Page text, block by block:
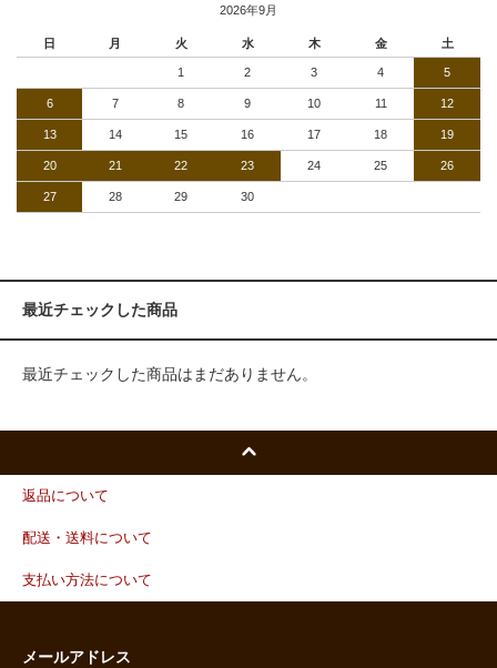
2026年9月
日 月 火 水 木 金 土
1 2 3 4 5
6 7 8 9 10 11 12
13 14 15 16 17 18 19
20 21 22 23 24 25 26
27 28 29 30
最近チェックした商品
最近チェックした商品はまだありません。
返品について
配送・送料について
支払い方法について
メールアドレス